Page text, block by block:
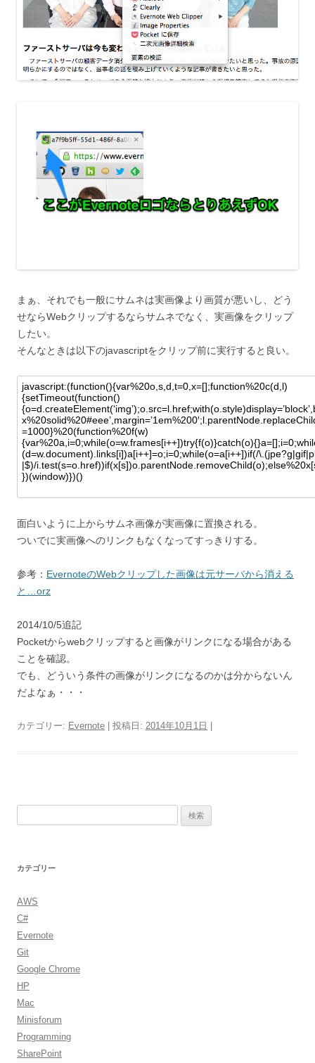
まぁ、それでも一般にサムネは実画像より画質が悪いし、どう
せならWebクリップするならサムネでなく、実画像をクリップ
したい。
そんなときは以下のjavascriptをクリップ前に実行すると良い。
面白いように上からサムネ画像が実画像に置換される。
ついでに実画像へのリンクもなくなってすっきりする。
参考： EvernoteのWebクリップした画像は元サーバから消える
と…orz
2014/10/5追記
Pocketからwebクリップすると画像がリンクになる場合がある
ことを確認。
でも、どういう条件の画像がリンクになるのかは分からないん
だよなぁ・・・
カテゴリー: Evernote | 投稿日: 2014年10月1日
カテゴリー
AWS
C#
Evernote
Git
Google Chrome
HP
Mac
Minisforum
Programming
SharePoint